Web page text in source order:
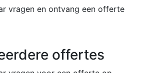
vragen en ontvang een offerte
offertes